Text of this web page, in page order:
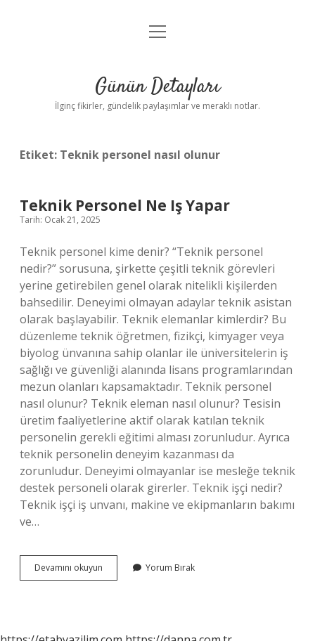
Gizlilik Politikası
Yasal Uyarı
menüyü
Günün Detayları
İlginç fikirler, gündelik paylaşımlar ve meraklı notlar.
Etiket: Teknik personel nasıl olunur
Teknik Personel Ne Iş Yapar
Tarih: Ocak 21, 2025
Teknik personel kime denir? “Teknik personel
nedir?” sorusuna, şirkette çeşitli teknik görevleri
yerine getirebilen genel olarak nitelikli kişilerden
bahsedilir. Deneyimi olmayan adaylar teknik asistan
olarak başlayabilir. Teknik elemanlar kimlerdir? Bu
düzenleme teknik öğretmen, fizikçi, kimyager veya
biyolog ünvanına sahip olanlar ile üniversitelerin iş
sağlığı ve güvenliği alanında lisans programlarından
mezun olanları kapsamaktadır. Teknik personel
nasıl olunur? Teknik eleman nasıl olunur? Tesisin
üretim faaliyetlerine aktif olarak katılan teknik
personelin gerekli eğitimi alması zorunludur. Ayrıca
teknik personelin deneyim kazanması da
zorunludur. Deneyimi olmayanlar ise mesleğe teknik
destek personeli olarak girerler. Teknik işçi nedir?
Teknik işçi iş unvanı, makine ve ekipmanların bakımı
ve…
Devamını okuyun
Personel
Yorum Bırak